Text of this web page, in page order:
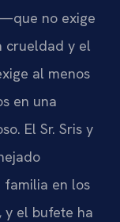
no exige
crueldad y el
al menos
en una
El Sr. Sris y
familia en los
y el bufete ha